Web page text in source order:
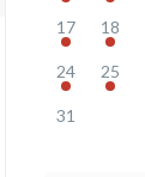
17 18
24 25
31